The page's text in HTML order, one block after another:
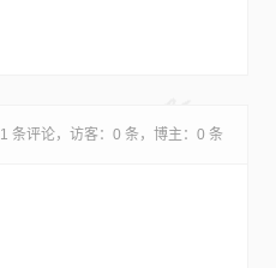
1 条评论，访客：0 条，博主：0 条